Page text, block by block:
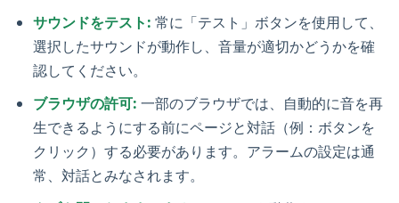
サウンドをテスト: 常に「テスト」ボタンを使用して、
選択したサウンドが動作し、音量が適切かどうかを確
認してください。
ブラウザの許可: 一部のブラウザでは、自動的に音を再
生できるようにする前にページと対話（例：ボタンを
クリック）する必要があります。アラームの設定は通
常、対話とみなされます。